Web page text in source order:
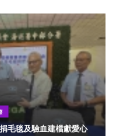
毛毯及驗血建檔獻愛心